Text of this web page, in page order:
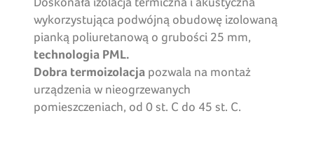
wykorzystująca podwójną obudowę izolowaną
pianką poliuretanową o grubości 25 mm,
technologia PML.
Dobra termoizolacja pozwala na montaż
urządzenia w nieogrzewanych
pomieszczeniach, od 0 st. C do 45 st. C.